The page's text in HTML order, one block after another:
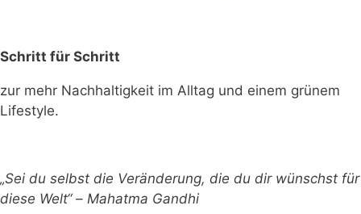
Schritt für Schritt
zur mehr Nachhaltigkeit im Alltag und einem grünem
Lifestyle.
„Sei du selbst die Veränderung, die du dir wünschst für
diese Welt“ – Mahatma Gandhi